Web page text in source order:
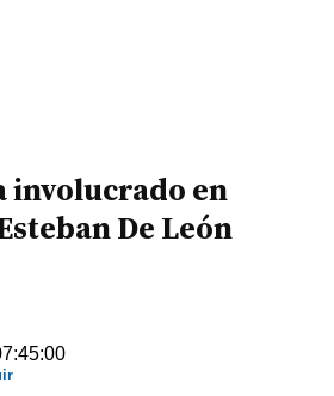
involucrado en
De León